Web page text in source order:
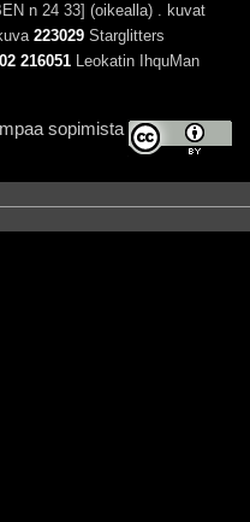
n 24 33] (oikealla) . kuvat
223029Starglitters
216051Leokatin IhquMan
sopimista